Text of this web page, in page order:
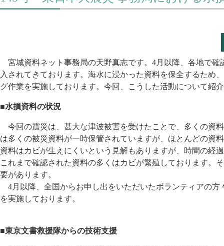
宮城資料ネット事務局の天野真志です。4月以降、各地で確
入されてきております。海水に浸かった資料を保全するため
グ作業を実施しております。今回、こうした活動について紹
■水損資料の状況
今回の震災は、甚大な津波被害を受けたことで、多くの資
は多くの被災資料が一時保管されていますが、ほとんどの資
資料はカビが生えにくいという見解もありますが、時間の経
これまで確認された資料の多くはカビが繁殖しております。
要があります。
4月以降、全国からお申し出をいただいたボランティアの方
を実施しております。
■東京文書救援隊からの技術支援